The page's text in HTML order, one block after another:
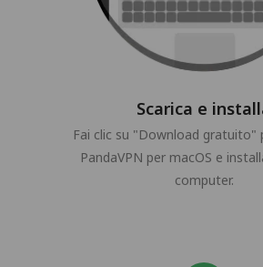
Scarica e
Fai clic su "Download gratuito"
PandaVPN per macOS e
computer.